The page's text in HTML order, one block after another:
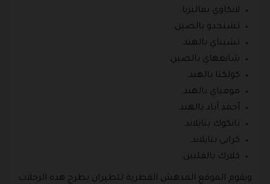
لانكاوي بماليزيا.
تشنجدو بالصين.
تشيناي بالهند.
شانغهاي بالصين.
كولكتا بالهند.
مومباي بالهند.
أحمد آباد بالهند.
بانكوك بتايلاند.
كرابي بتايلاند.
كلارك بالفلبين.
ويقوم الموقع المدهش القطرية للطيران بطرح هذه الرحلات